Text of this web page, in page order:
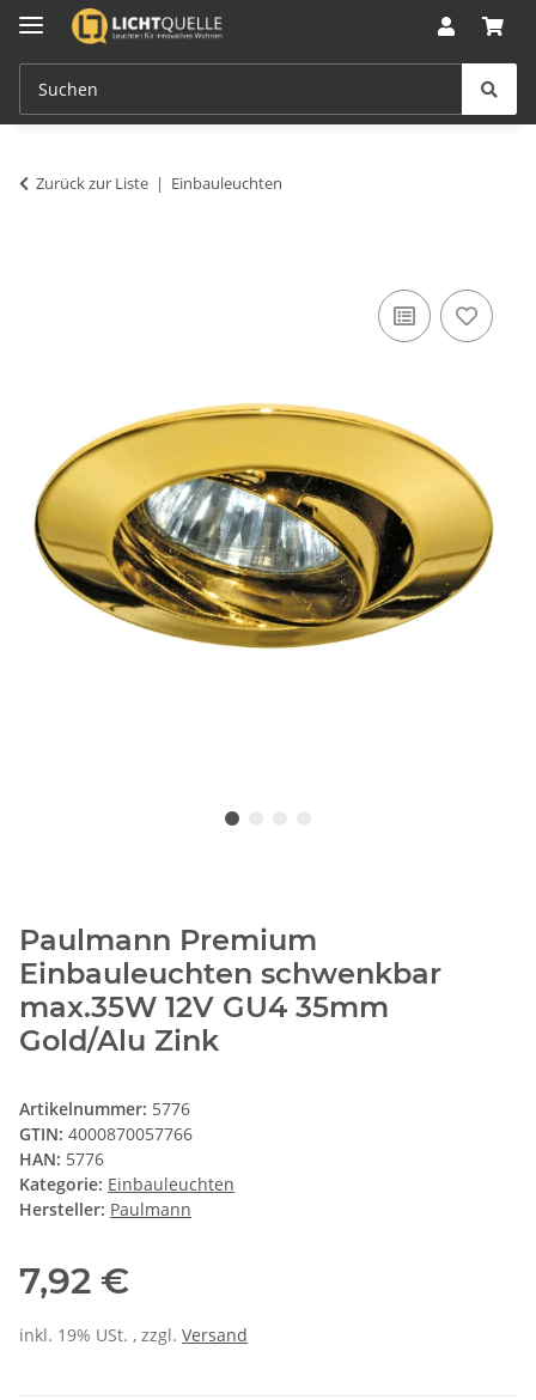
Zurück zur Liste Einbauleuchten
Paulmann Premium
Einbauleuchten schwenkbar
max.35W 12V GU4 35mm
Gold/Alu Zink
Artikelnummer: 5776
GTIN: 4000870057766
HAN: 5776
Kategorie: Einbauleuchten
Hersteller: Paulmann
7,92 €
inkl. 19% USt. , zzgl. Versand